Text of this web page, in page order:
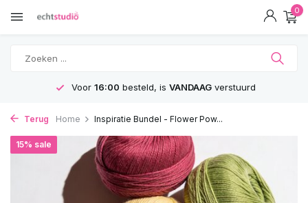
0
Voor 16:00 besteld, is VANDAAGverstuurd
Terug Home Inspiratie Bundel - Flower Pow...
15% sale